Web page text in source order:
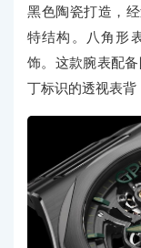
黑色陶瓷打造，
特结构。八角形
饰。这款腕表配
丁标识的透视表背